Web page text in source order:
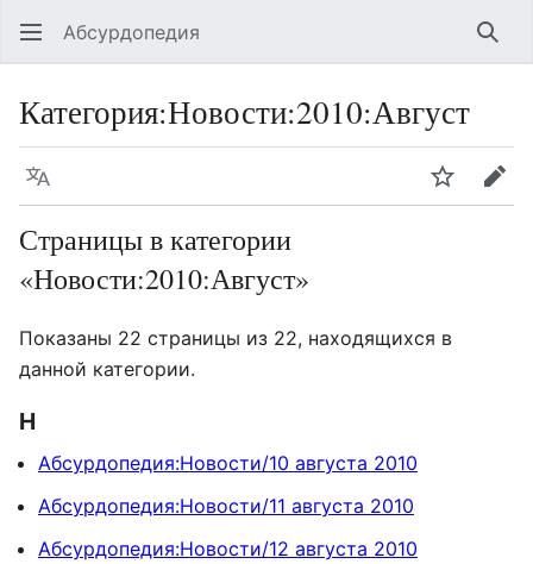
Абсурдопедия
Категория:Новости:2010:Август
Язык
Страницы в категории
«Новости:2010:Август»
Показаны 22 страницы из 22, находящихся в
данной категории.
Н
Абсурдопедия:Новости/10 августа 2010
Абсурдопедия:Новости/11 августа 2010
Абсурдопедия:Новости/12 августа 2010